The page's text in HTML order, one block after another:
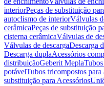
interiorPeças de substituição
autoclismo de interiorVálvulas
cerâmicaPeças de substituição
cisterna cerâmicaVálvulas de
Válvulas de descargaDescarga
Descarga duplaAcessórios
distribuiçãoGeberit Mepla
potávelTubos tricompostos para
substituição para Acessórios